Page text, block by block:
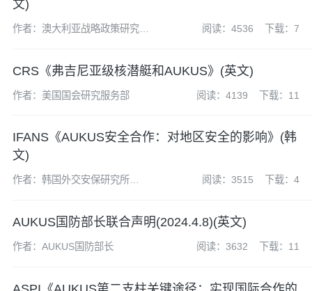
文)
作者：澳大利亚战略政策研究所
阅读：4536 下载：7
CRS《弗吉尼亚级核潜艇和AUKUS》(英文)
作者：美国国会研究服务部 阅读：4139 下载：11
IFANS《AUKUS安全合作：对地区安全的影响》(韩
文)
作者：韩国外交安保研究所
阅读：3515 下载：4
AUKUS国防部长联合声明(2024.4.8)(英文)
作者：AUKUS国防部长 阅读：3632 下载：11